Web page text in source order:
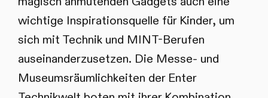
wichtige Inspirationsquelle für Kinder, um
sich mit Technik und MINT-Berufen
auseinanderzusetzen. Die Messe- und
Museumsräumlichkeiten der Enter